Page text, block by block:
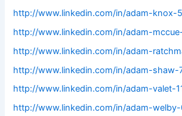
http://www.linkedin.com/in/adam-knox-
http://www.linkedin.com/in/adam-
http://www.linkedin.com/in/adam-
http://www.linkedin.com/in/adam-shaw-
http://www.linkedin.com/in/adam-valet-
http://www.linkedin.com/in/adam-